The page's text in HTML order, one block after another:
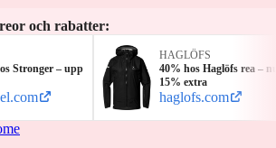
och rabatter:
Stronger – upp
HAGLÖFS
40% hos Haglöfs rea –
15% extra
haglofs.com